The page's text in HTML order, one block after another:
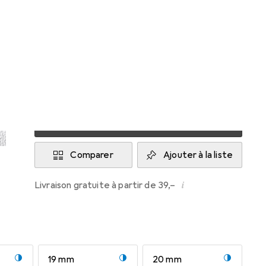
Comparer Ajouter à la liste
Livraison gratuite à partir de 39,– i
19 mm 20 mm